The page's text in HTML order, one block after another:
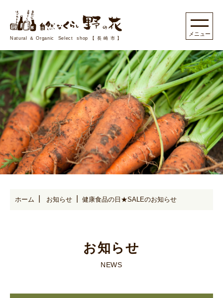
Natural＆Organic Select shop【長崎市】
ホーム お知らせ 健康食品の日★SALEのお知らせ
お知らせ
NEWS